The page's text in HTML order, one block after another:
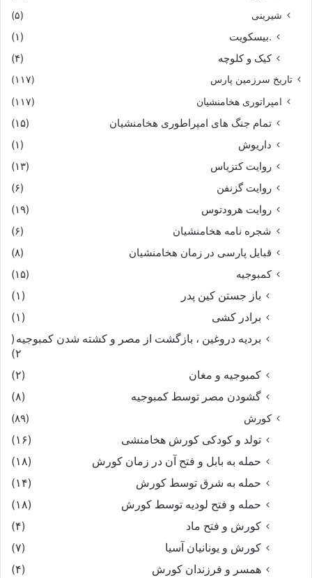
شیرینی
(۵)
.بیسکویت
(۱)
کیک و کلوچه
(۴)
تاریخ سرزمین پارس (۱۱۷)
امپراتوری هخامنشیان (۱۱۷)
تمام جنگ های امپراطوری هخامنشیان
(۱۵)
داریوش
(۱)
روایت کتزیاس
(۱۳)
روایت گزنفن
(۶)
روایت هرودتوس
(۱۹)
شجره نامه هخامنشیان
(۶)
قبایل پارسی در زمان هخامنشیان
(۸)
کمبوجیه
(۱۵)
باز جستن کین پدر
(۱)
برادر کشی
(۱)
بردیه دروغین ، بازگشت از مصر و کشته شدن کمبوجیه (
۲)
کمبوجیه و مغان
(۲)
گشودن مصر توسط کمبوجیه
(۸)
کورش
(۸۹)
تولد و کودکی کورش هخامنشی
(۱۶)
حمله به بابل و فتح آن در زمان کورش
(۱۸)
حمله به شرق توسط کورش
(۱۴)
حمله و فتح لودیه توسط کورش
(۱۸)
کورش و فتح ماد
(۴)
کورش و یونانیان آسیا
(۷)
همسر و فرزندان کورش
(۴)